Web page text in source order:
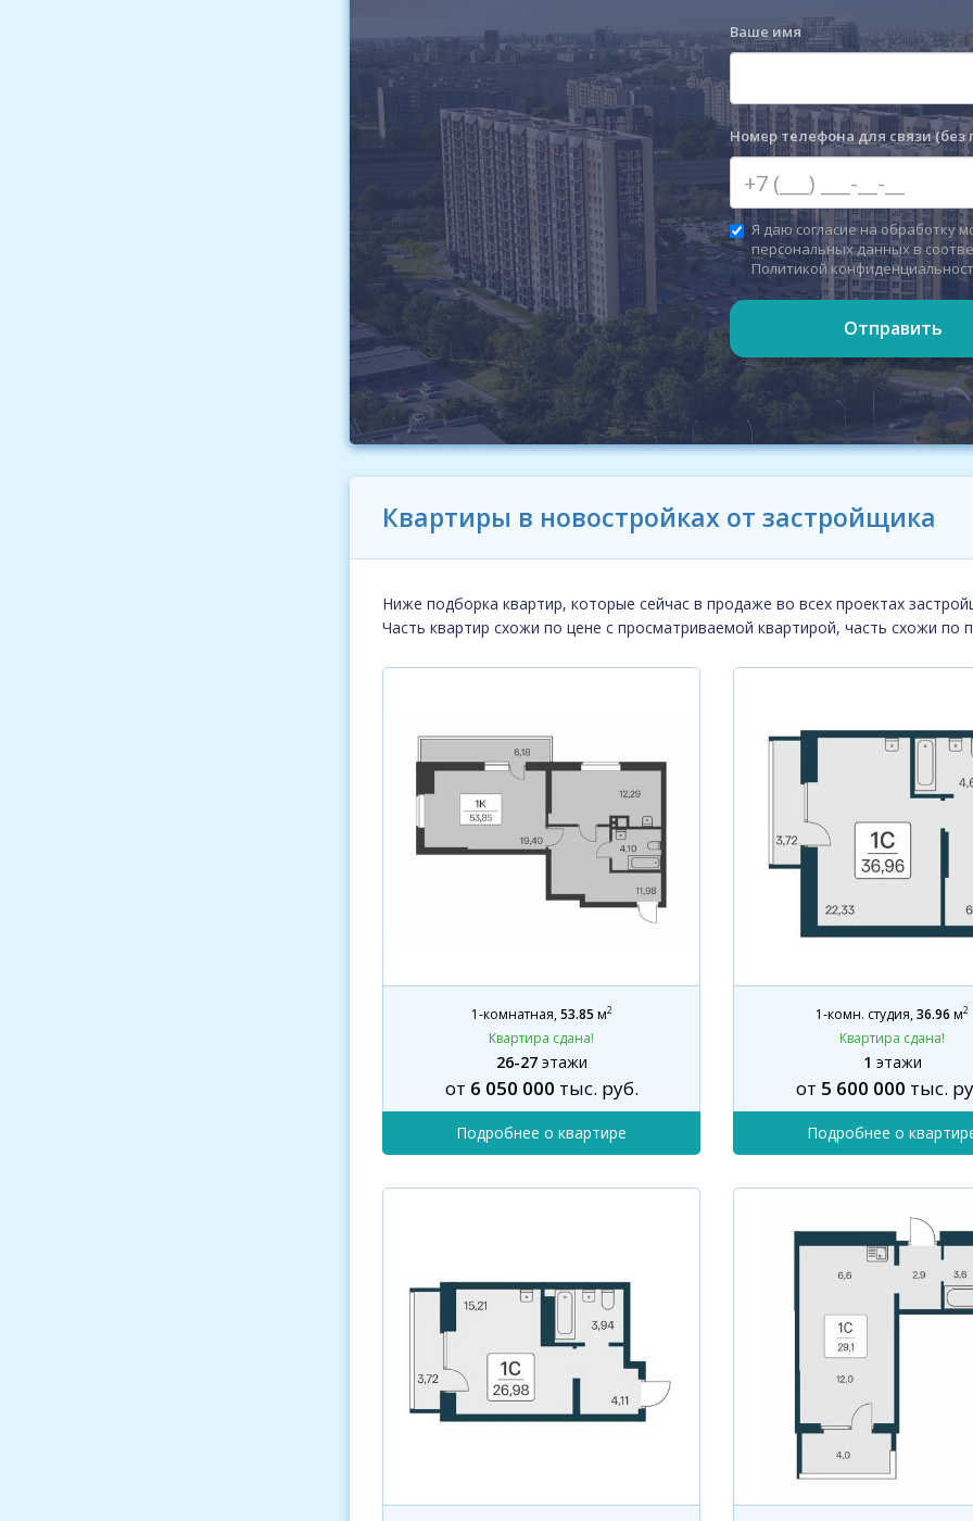
Ваше имя
Номер телефона для связи (без
Я даю согласие на обработку
персональных данных в
Политикой
Отправить
Квартиры в новостройках от застройщика
Ниже подборка квартир, которые сейчас в продаже во всех проектах
Часть квартир схожи по цене с просматриваемой квартирой, часть схожи по
1-комнатная,53.85 м2
Квартира сдана!
26-27этажи
от 6 050 000 тыс. руб.
Подробнее о квартире
1-комн. студия,36.96 м2
Квартира сдана!
1 этажи
от 5 600 000 тыс.
Подробнее о